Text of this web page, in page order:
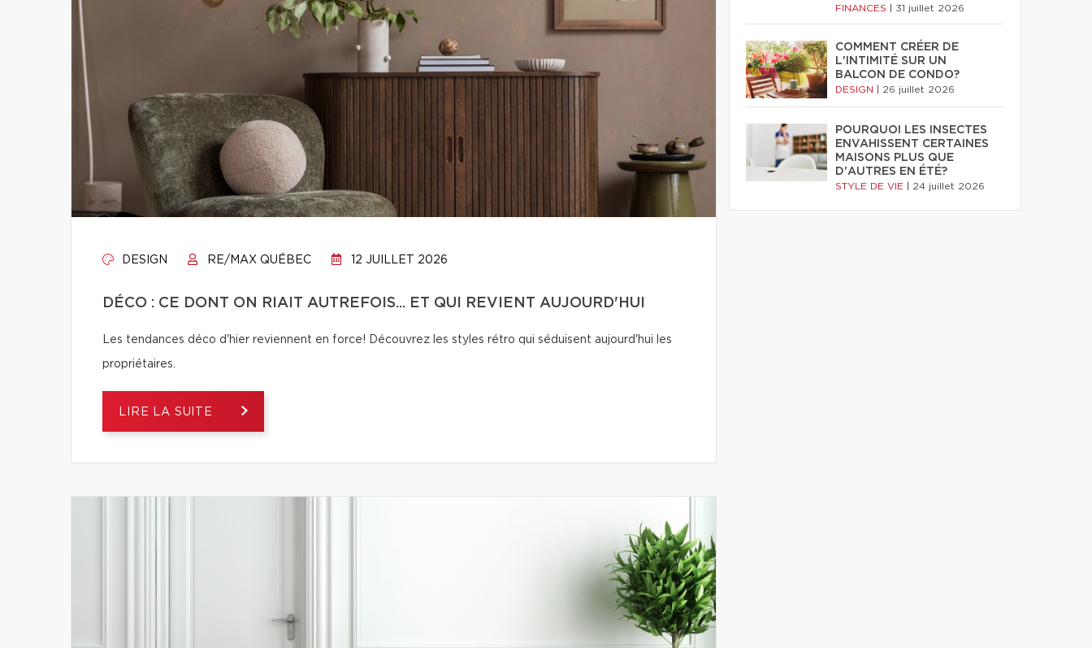
DESIGN RE/MAX QUÉBEC 12 JUILLET 2026
DÉCO : CE DONT ON RIAIT AUTREFOIS... ET QUI REVIENT AUJOURD'HUI
Les tendances déco d'hier reviennent en force! Découvrez les styles rétro qui séduisent aujourd'hui les
propriétaires.
LIRE LA SUITE
FINANCES 31 juillet 2026
COMMENT CRÉER DE
L'INTIMITÉ SUR UN
BALCON DE CONDO?
DESIGN 26 juillet 2026
POURQUOI LES INSECTES
ENVAHISSENT CERTAINES
MAISONS PLUS QUE
D'AUTRES EN ÉTÉ?
STYLE DE VIE 24 juillet 2026